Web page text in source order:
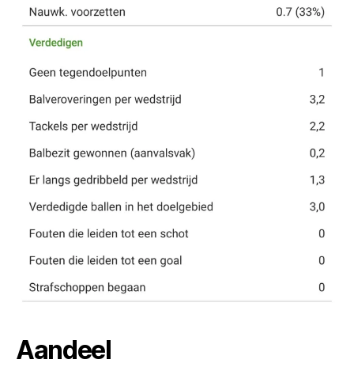
Aandeel